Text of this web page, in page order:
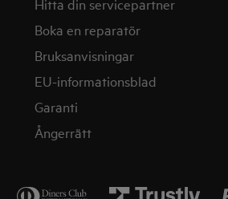
Boka en reparatör
Bruksanvisningar
EU-informationsblad
Garanti
Ångerrätt